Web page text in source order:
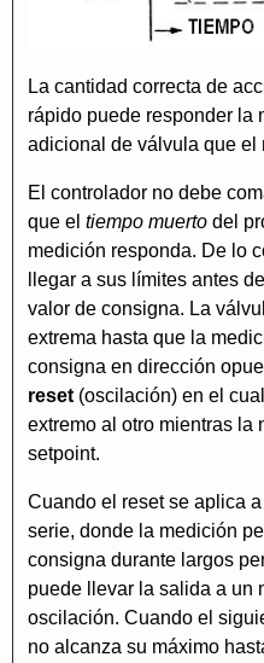
La cantidad correcta de
rápido puede responder la
adicional de válvula que el
El controlador no debe
que el tiempo muerto del
medición responda. De lo
llegar a sus límites antes
valor de consigna. La
extrema hasta que la
consigna en dirección
reset (oscilación) en el
extremo al otro mientras la
setpoint.
Cuando el reset se aplica
serie, donde la medición
consigna durante largos
puede llevar la salida a un
oscilación. Cuando el
no alcanza su máximo